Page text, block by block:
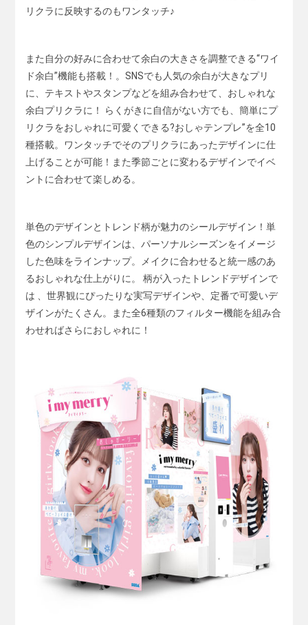
リクラに反映するのもワンタッチ♪
また自分の好みに合わせて余白の大きさを調整できる“ワイ
ド余白”機能も搭載！。SNSでも人気の余白が大きなプリ
に、テキストやスタンプなどを組み合わせて、おしゃれな
余白プリクラに！ らくがきに自信がない方でも、簡単にプ
リクラをおしゃれに可愛くできる?おしゃテンプレ”を全10
種搭載。ワンタッチでそのプリクラにあったデザインに仕
上げることが可能！また季節ごとに変わるデザインでイベ
ントに合わせて楽しめる。
単色のデザインとトレンド柄が魅力のシールデザイン！単
色のシンプルデザインは、パーソナルシーズンをイメージ
した色味をラインナップ。メイクに合わせると統一感のあ
るおしゃれな仕上がりに。 柄が入ったトレンドデザインで
は 、世界観にぴったりな実写デザインや、定番で可愛いデ
ザインがたくさん。また全6種類のフィルター機能を組み合
わせればさらにおしゃれに！